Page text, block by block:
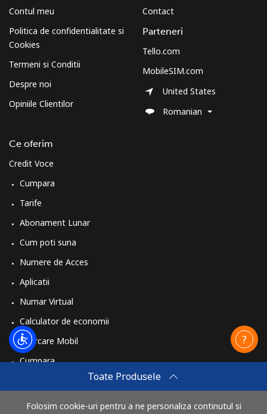
Toate Produsele
Folosim cookie-uri pentru a ne personaliza continutul si
Contul meu
Politica de confidentialitate si
Cookies
Termeni si Conditii
Despre noi
Opiniile Clientilor
Ce oferim
Credit Voce
Cumpara
Tarife
Abonament Lunar
Cum poti suna
Numere de Acces
Aplicatii
Numar Virtual
Calculator de economii
Reincarcare Mobil
Cumpara
Contact
Parteneri
Tello.com
MobileSIM.com
United States
Romanian